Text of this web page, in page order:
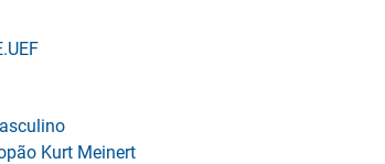
Kurt Meinert